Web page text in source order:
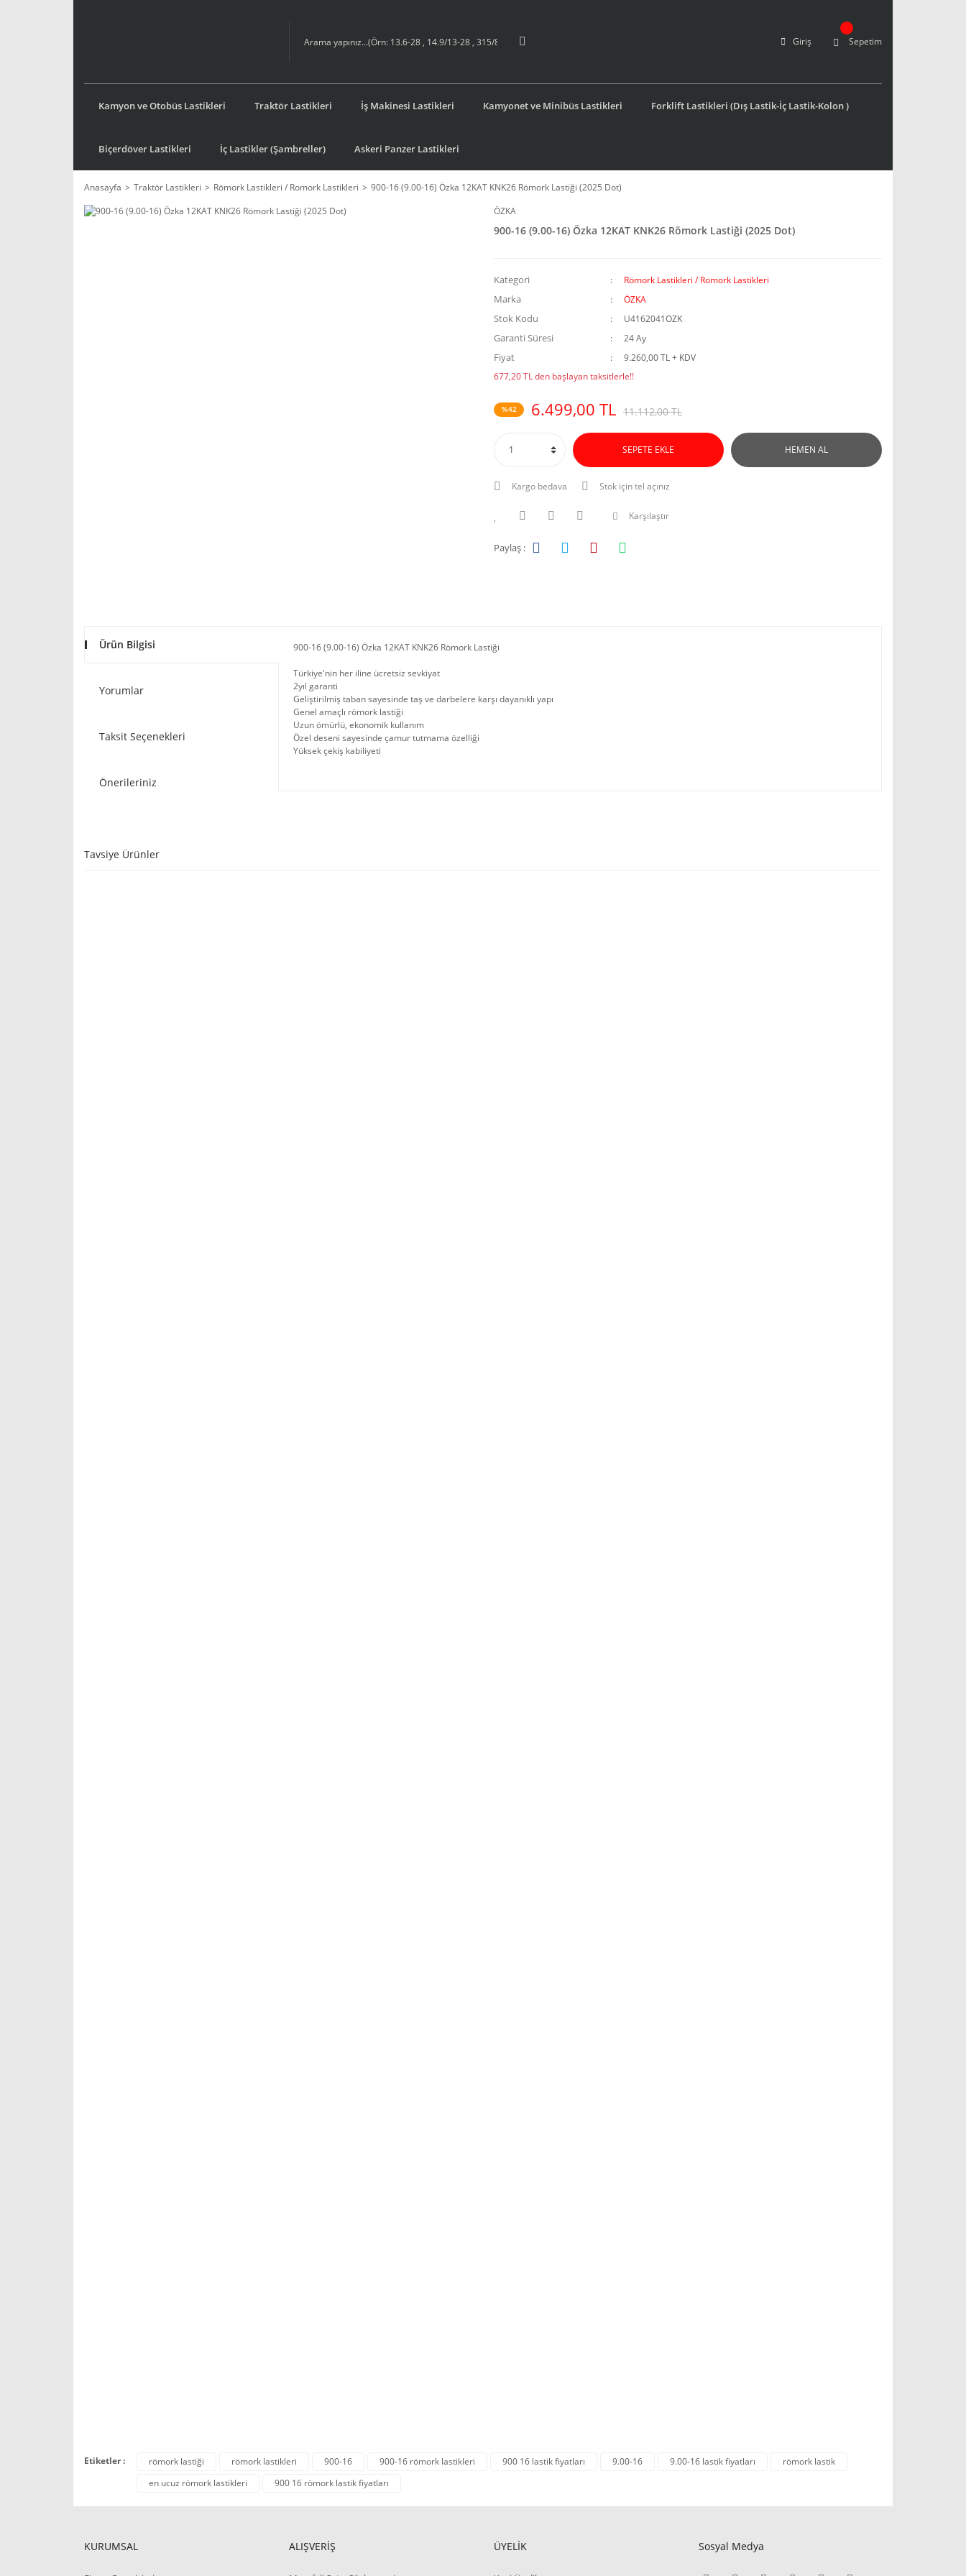
Giriş Sepetim
Kamyon ve Otobüs Lastikleri Traktör Lastikleri İş Makinesi Lastikleri Kamyonet ve Minibüs Lastikleri Forklift Lastikleri (Dış Lastik-İç Lastik-Kolon )
Biçerdöver Lastikleri İç Lastikler (Şambreller) Askeri Panzer Lastikleri
Anasayfa Traktör Lastikleri Römork Lastikleri / Romork Lastikleri
900-16 (9.00-16) Özka 12KAT KNK26 Römork Lastiği (2025 Dot)
ÖZKA
900-16 (9.00-16) Özka 12KAT KNK26 Römork Lastiği (2025 Dot)
Kategori Römork Lastikleri / Romork Lastikleri
Marka ÖZKA
Stok Kodu U4162041OZK
Garanti Süresi 24 Ay
Fiyat
9.260,00 TL + KDV
677,20 TL den başlayan taksitlerle!!
%42 6.499,00 TL 11.112,00 TL
SEPETE EKLE HEMEN AL
Kargo bedava Stok için tel açınız
Karşılaştır
Paylaş :
Ürün Bilgisi
Yorumlar
Taksit Seçenekleri
Önerileriniz
900-16 (9.00-16) Özka 12KAT KNK26 Römork Lastiği
Türkiye'nin her iline ücretsiz sevkiyat
2yıl garanti
Geliştirilmiş taban sayesinde taş ve darbelere karşı dayanıklı yapı
Genel amaçlı römork lastiği
Uzun ömürlü, ekonomik kullanım
Özel deseni sayesinde çamur tutmama özelliği
Yüksek çekiş kabiliyeti
Tavsiye Ürünler
Etiketler : römork lastiği römork lastikleri 900-16 900-16 römork lastikleri 900 16 lastik fiyatları 9.00-16 9.00-16 lastik fiyatları
römork lastik
en ucuz römork lastikleri
900 16 römork lastik fiyatları
KURUMSAL ALIŞVERİŞ ÜYELİK Sosyal Medya